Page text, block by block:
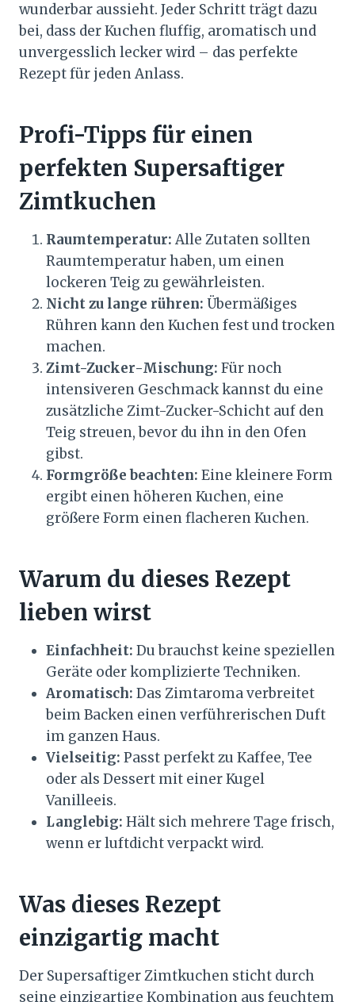
wunderbar aussieht. Jeder Schritt trägt dazu
bei, dass der Kuchen fluffig, aromatisch und
unvergesslich lecker wird – das perfekte
Rezept für jeden Anlass.
Profi-Tipps für einen
perfekten Supersaftiger
Zimtkuchen
Raumtemperatur: Alle Zutaten sollten
Raumtemperatur haben, um einen
lockeren Teig zu gewährleisten.
Nicht zu lange rühren: Übermäßiges
Rühren kann den Kuchen fest und trocken
machen.
Zimt-Zucker-Mischung: Für noch
intensiveren Geschmack kannst du eine
zusätzliche Zimt-Zucker-Schicht auf den
Teig streuen, bevor du ihn in den Ofen
gibst.
Formgröße beachten: Eine kleinere Form
ergibt einen höheren Kuchen, eine
größere Form einen flacheren Kuchen.
Warum du dieses Rezept
lieben wirst
Einfachheit: Du brauchst keine speziellen
Geräte oder komplizierte Techniken.
Aromatisch: Das Zimtaroma verbreitet
beim Backen einen verführerischen Duft
im ganzen Haus.
Vielseitig: Passt perfekt zu Kaffee, Tee
oder als Dessert mit einer Kugel
Vanilleeis.
Langlebig: Hält sich mehrere Tage frisch,
wenn er luftdicht verpackt wird.
Was dieses Rezept
einzigartig macht
Der Supersaftiger Zimtkuchen sticht durch
seine einzigartige Kombination aus feuchtem